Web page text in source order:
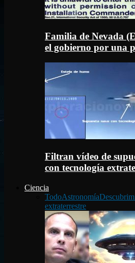
Familia de Nevada
el gobierno por una
Filtran vídeo de
con tecnología
Ciencia
TodoAstronomía
extraterrestre